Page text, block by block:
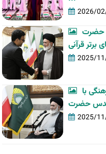
2026/
حضرت
2025/
با
2025/